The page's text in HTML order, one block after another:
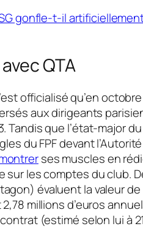
gonfle-t-il
QTA
officialisé qu’en
aux dirigeants
Tandis que l’état-major
du FPF devant
ses muscles en
sur les comptes du club.
évaluent la valeur de
millions d’euros
(estimé selon lui à